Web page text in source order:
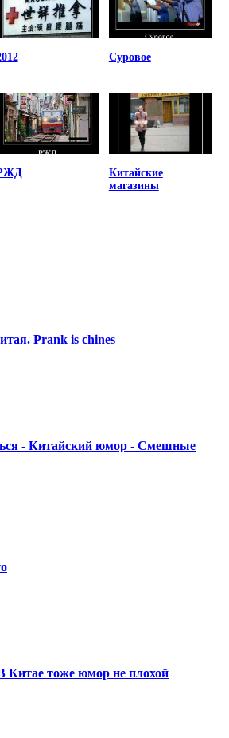
Суровое
Китайские
магазины
Prank is chines
- Китайский юмор - Смешные
тоже юмор не плохой